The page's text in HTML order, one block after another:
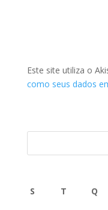
Este site utiliza o
como seus dados
S T Q